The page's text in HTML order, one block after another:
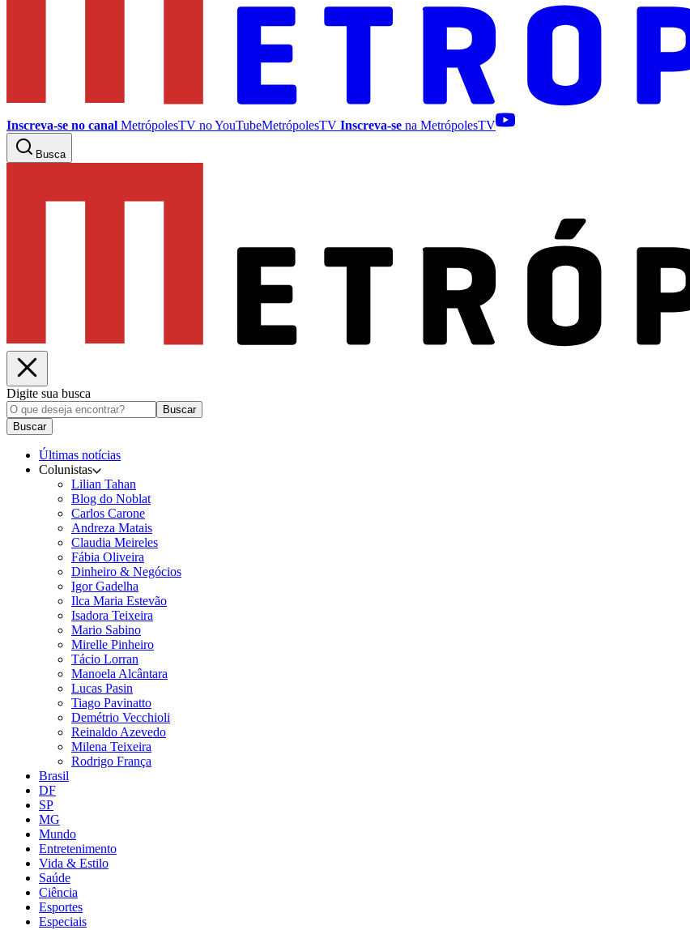
Inscreva-se no canal MetrópolesTV noYouTubeMetrópolesTV Inscreva-se na MetrópolesTV
Busca
Digite sua busca
Buscar
Buscar
Últimas notícias
Colunistas
Lilian Tahan
Blog do Noblat
Carlos Carone
Andreza Matais
Claudia Meireles
Fábia Oliveira
Dinheiro & Negócios
Igor Gadelha
Ilca Maria Estevão
Isadora Teixeira
Mario Sabino
Mirelle Pinheiro
Tácio Lorran
Manoela Alcântara
Lucas Pasin
Tiago Pavinatto
Demétrio Vecchioli
Reinaldo Azevedo
Milena Teixeira
Rodrigo França
Brasil
DF
SP
MG
Mundo
Entretenimento
Vida & Estilo
Saúde
Ciência
Esportes
Especiais